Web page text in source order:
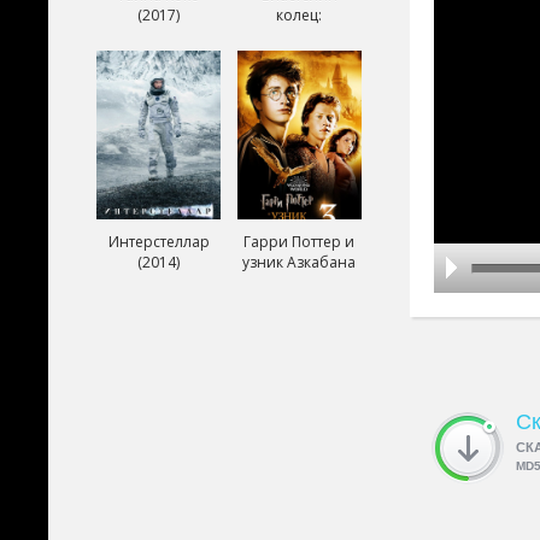
(2017)
колец:
короля (2003)
Интерстеллар
(2014)
Гарри Поттер и
узник Азкабана